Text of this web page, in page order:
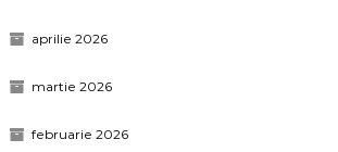
aprilie 2026
martie 2026
februarie 2026